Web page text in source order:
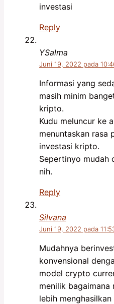
investasi
Reply
YSalma
Juni 19, 2022 pada
Informasi yang
masih minim
kripto.
Kudu meluncur ke
menuntaskan rasa
investasi kripto.
Sepertinyo mudah
nih.
Reply
Silvana
Juni 19, 2022 pada
Mudahnya
konvensional
model crypto
menilik
lebih menghasilkan